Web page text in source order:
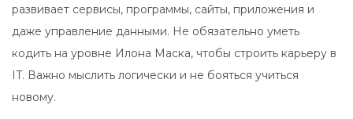
развивает сервисы, программы, сайты, приложения и
даже управление данными. Не обязательно уметь
кодить на уровне Илона Маска, чтобы строить карьеру в
IT. Важно мыслить логически и не бояться учиться
новому.